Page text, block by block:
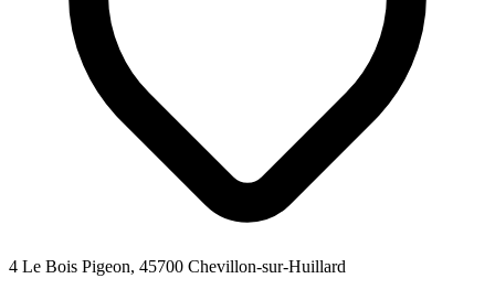
4 Le Bois Pigeon, 45700 Chevillon-sur-Huillard